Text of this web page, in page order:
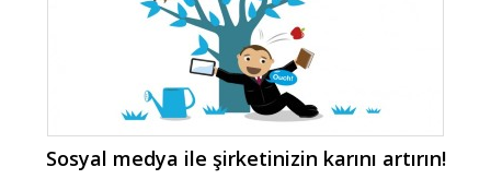
Sosyal medya ile şirketinizin karını artırın!